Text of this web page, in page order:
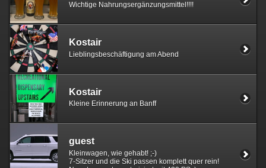
Wichtige Nahrungsergänzungsmittel!!!!
Kostair
Lieblingsbeschäftigung am Abend
Kostair
Kleine Erinnerung an Banff
guest
Kleinwagen, wie gehabt! ;-)
7-Sitzer und die Ski passen komplett quer rein!